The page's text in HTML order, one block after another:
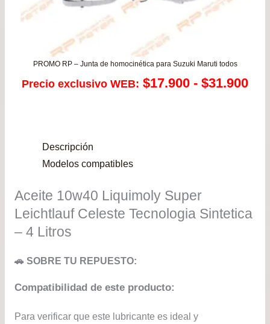
PROMO RP – Junta de homocinética para Suzuki Maruti todos
Precio exclusivo WEB: $17.900 - $31.900
Descripción
Modelos compatibles
Aceite 10w40 Liquimoly Super
Leichtlauf Celeste Tecnologia Sintetica
– 4 Litros
🚗 SOBRE TU REPUESTO:
Compatibilidad de este producto:
Para verificar que este lubricante es ideal y